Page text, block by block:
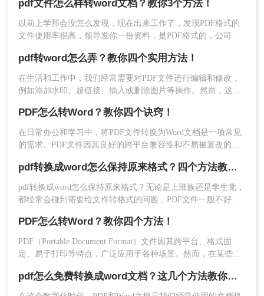
1、下载安装转转大师，然后添加PDF文件进行转
换。
式，很多初入职场的小伙伴不清楚电脑pdf怎么转成word格式，
那么小编下面就来分享二个免费转换方法，一起来看看吧。
pdf文件怎么样转word文档？教你3个方法！
以前上学那会没怎么发现，现在出来工作了，发现PDF格式的
文件使用率很高，领导发你一份资料，是PDF格式的，公司发
是PDF格式的，看来职场上PDF文件十分的受欢迎，稍微了解
一下就知道为什么呢，原来是因为PDF文件在传输和阅读上不
会受任何条件影响，不像其他文档，如果换个低版本的软件打
开，可能会出现不兼容，或者是排版错乱等情况，而PD
pdf转word怎么弄？教你四个实用方法！
在生活和工作中，我们经常需要对PDF文件进行编辑和修改，
例如添加水印、超链接、插入或删除图片等操作。然而，这些
换为Word文件进行编辑。如果你不知道pdf转word怎么弄，别
担心，下面我给大家介绍几种超实用的方法!
PDF怎么转Word？教你四个诀窍！
在日常办公和学习中，将PDF文件转换为Word文档是一项常见
的需求。PDF文件因其良好的跨平台兼容性和不易被篡改的特
显得更为灵活和方便。那么PDF怎么转Word呢？下面将详细介
绍几种将PDF转Word的方法，以帮助您更高效地完成工作。
pdf转换成word怎么保持原来格式？四个方法教你正确打开！
pdf转换成word怎么保持原来格式？无论是上班族还是学生党，
都经常会碰到需要给文件转格式的问题，PDF文件一般不好直
器，转换完的文件简直乱七八糟。所以这里给大家推荐几个好
用的PDF转换方法。
PDF怎么转Word？教你四个方法！
PDF（Portable Document Format）文件因其跨平台、格式固
定、易于打印等特点，广泛应用于各种场景。然而，在某些情
修改。那么PDF怎么转Word呢？以下将详细介绍几种PDF转
Word的方法，帮助您轻松完成转换。
pdf怎么免费转换成word文档？这几个方法教你轻松搞定！